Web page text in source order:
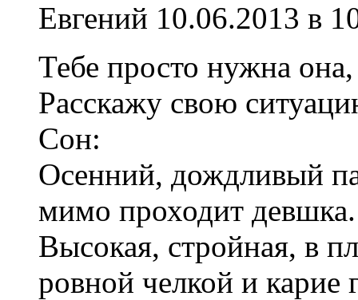
Евгений 10.06.2013 в
Тебе просто нужна
Расскажу свою
Сон:
Осенний, дождливый
мимо проходит девшка.
Высокая, стройная, в
ровной челкой и карие